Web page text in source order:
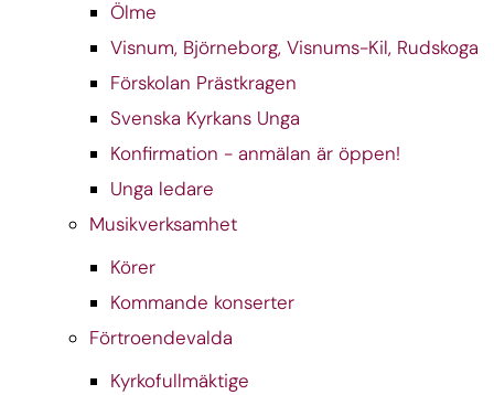
Ölme
Visnum, Björneborg, Visnums-Kil, Rudskoga
Förskolan Prästkragen
Svenska Kyrkans Unga
Konfirmation - anmälan är öppen!
Unga ledare
Musikverksamhet
Körer
Kommande konserter
Förtroendevalda
Kyrkofullmäktige